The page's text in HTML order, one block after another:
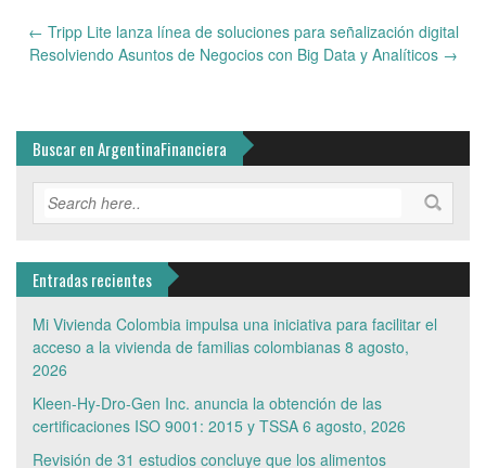
Post
navigation
← Tripp Lite lanza línea de soluciones para señalización digital
Resolviendo Asuntos de Negocios con Big Data y Analíticos →
Buscar en ArgentinaFinanciera
Entradas recientes
Mi Vivienda Colombia impulsa una iniciativa para facilitar el
acceso a la vivienda de familias colombianas 8 agosto,
2026
Kleen-Hy-Dro-Gen Inc. anuncia la obtención de las
certificaciones ISO 9001: 2015 y TSSA 6 agosto, 2026
Revisión de 31 estudios concluye que los alimentos